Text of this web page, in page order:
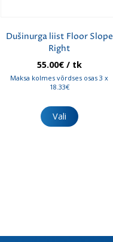
Dušinurga liist Floor Slope
Right
55.00€/ tk
Maksa kolmes võrdses osas 3 x
18.33€
Vali
tootel